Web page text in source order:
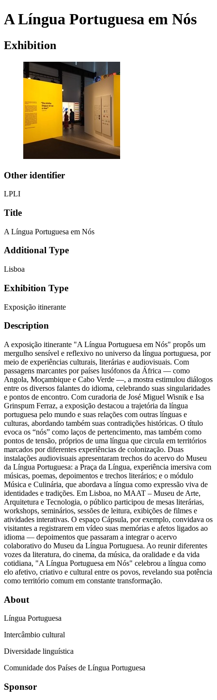
A Língua Portuguesa em Nós
Exhibition
Other identifier
LPLI
Title
A Língua Portuguesa em Nós
Additional Type
Lisboa
Exhibition Type
Exposição itinerante
Description
A exposição itinerante "A Língua Portuguesa em Nós" propôs um
mergulho sensível e reflexivo no universo da língua portuguesa, por
meio de experiências culturais, literárias e audiovisuais. Com
passagens marcantes por países lusófonos da África — como
Angola, Moçambique e Cabo Verde —, a mostra estimulou diálogos
entre os diversos falantes do idioma, celebrando suas singularidades
e pontos de encontro. Com curadoria de José Miguel Wisnik e Isa
Grinspum Ferraz, a exposição destacou a trajetória da língua
portuguesa pelo mundo e suas relações com outras línguas e
culturas, abordando também suas contradições históricas. O título
evoca os “nós” como laços de pertencimento, mas também como
pontos de tensão, próprios de uma língua que circula em territórios
marcados por diferentes experiências de colonização. Duas
instalações audiovisuais apresentaram trechos do acervo do Museu
da Língua Portuguesa: a Praça da Língua, experiência imersiva com
músicas, poemas, depoimentos e trechos literários; e o módulo
Música e Culinária, que abordava a língua como expressão viva de
identidades e tradições. Em Lisboa, no MAAT – Museu de Arte,
Arquitetura e Tecnologia, o público participou de mesas literárias,
workshops, seminários, sessões de leitura, exibições de filmes e
atividades interativas. O espaço Cápsula, por exemplo, convidava os
visitantes a registrarem em vídeo suas memórias e afetos ligados ao
idioma — depoimentos que passaram a integrar o acervo
colaborativo do Museu da Língua Portuguesa. Ao reunir diferentes
vozes da literatura, do cinema, da música, da oralidade e da vida
cotidiana, "A Língua Portuguesa em Nós" celebrou a língua como
elo afetivo, criativo e cultural entre os povos, revelando sua potência
como território comum em constante transformação.
About
Língua Portuguesa
Intercâmbio cultural
Diversidade linguística
Comunidade dos Países de Língua Portuguesa
Sponsor